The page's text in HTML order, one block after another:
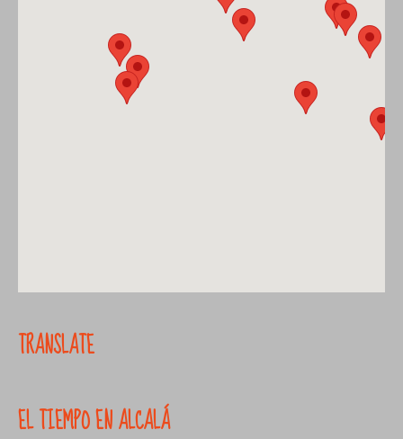
TRANSLATE
EL TIEMPO EN ALCALÁ